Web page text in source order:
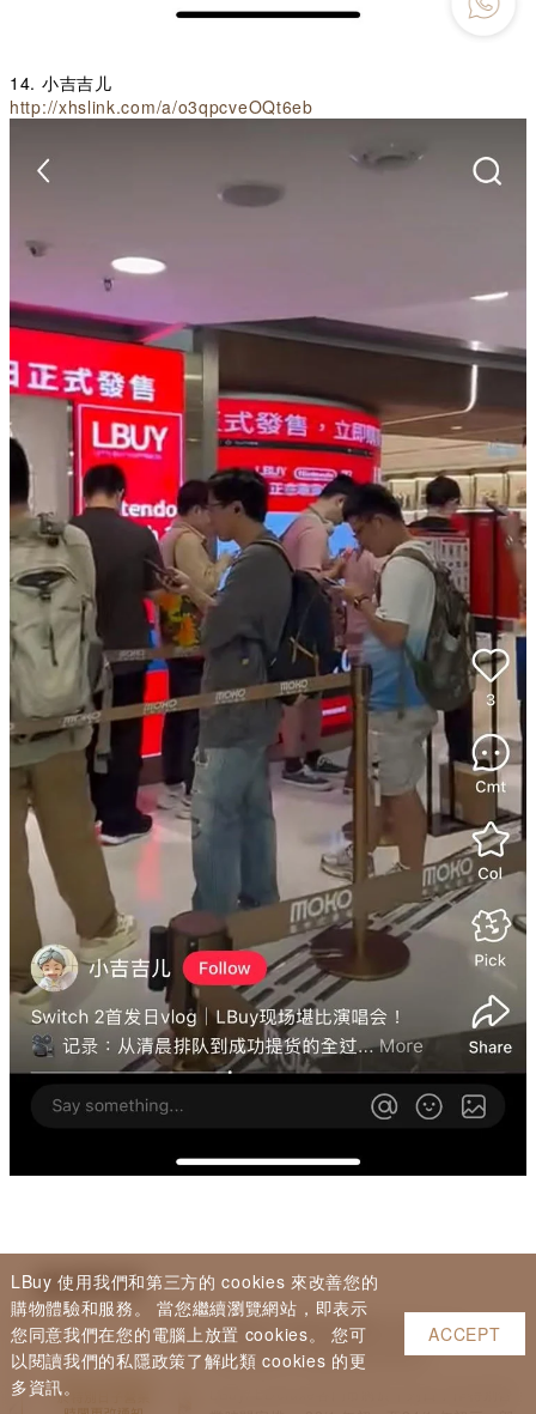
14. 小吉吉儿
http://xhslink.com/a/o3qpcveOQt6eb
繼續閱讀
農曆新年營業時間通知 Notice of
Change to Opening Hours
LBuy 使用我們和第三方的 cookies 來改善您的
購物體驗和服務。 當您繼續瀏覽網站，即表示
您同意我們在您的電腦上放置 cookies。 您可
以閱讀我們的私隱政策了解此類 cookies 的更
多資訊。
ACCEPT